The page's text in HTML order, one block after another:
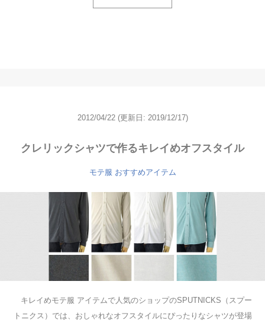
2012/04/22 (更新日: 2019/12/17)
クレリックシャツで作るキレイめオフスタイル
モテ服 おすすめアイテム
キレイめモテ服 アイテムで人気のショップのSPUTNICKS（スプー
トニクス）では、おしゃれなオフスタイルにぴったりなシャツが登場